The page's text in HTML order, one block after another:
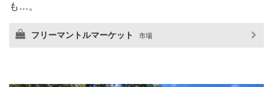
も…。
フリーマントルマーケット 市場